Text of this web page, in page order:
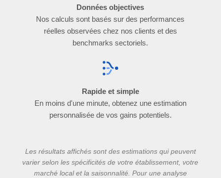
Données objectives
Nos calculs sont basés sur des performances
réelles observées chez nos clients et des
benchmarks sectoriels.
Rapide et simple
En moins d'une minute, obtenez une estimation
personnalisée de vos gains potentiels.
Les résultats affichés sont des estimations qui peuvent
varier selon les spécificités de votre établissement, votre
marché local et la saisonnalité. Pour une analyse